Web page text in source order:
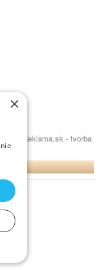
NajReklama.sk - tvorba
×